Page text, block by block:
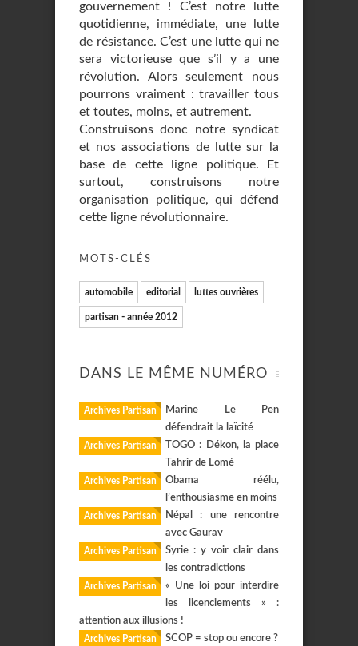
gouvernement ! C’est notre lutte
quotidienne, immédiate, une lutte
de résistance. C’est une lutte qui ne
sera victorieuse que s’il y a une
révolution. Alors seulement nous
pourrons vraiment : travailler tous
et toutes, moins, et autrement.
Construisons donc notre syndicat
et nos associations de lutte sur la
base de cette ligne politique. Et
surtout, construisons notre
organisation politique, qui défend
cette ligne révolutionnaire.
MOTS-CLÉS
automobile editorial luttes ouvrières
partisan - année 2012
DANS LE MÊME NUMÉRO
Archives Partisan
Marine Le Pen
défendrait la laïcité
Archives Partisan
TOGO : Dékon, la place
Tahrir de Lomé
Archives Partisan
Obama réélu,
l’enthousiasme en moins
Archives Partisan
Népal : une rencontre
avec Gaurav
Archives Partisan
Syrie : y voir clair dans
les contradictions
Archives Partisan
« Une loi pour interdire
les licenciements » :
attention aux illusions !
Archives Partisan SCOP = stop ou encore ?